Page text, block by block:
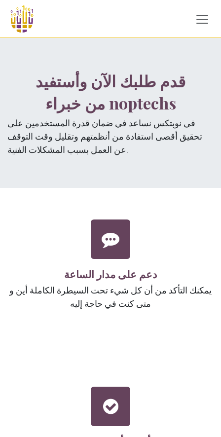
Skip to Content
قدم طلبك الآن وأستفيد
من خبراء noptechs
في نوبتكس نساعد في ضمان قدرة المستخدمين على
تحقيق أقصى استفادة من أنظمتهم وتقليل وقت التوقف
عن العمل بسبب المشكلات الفنية.
دعم على مدار الساعة
يمكنك التأكد من أن كل شيء تحت السيطرة الكاملة أين و
متى كنت في حاجة إليه